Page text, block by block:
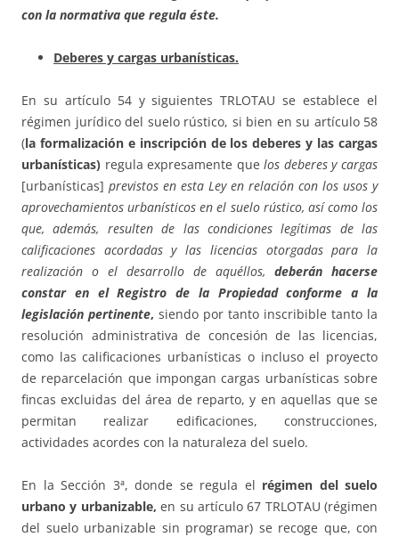
con la normativa que regula éste.
Deberes y cargas urbanísticas.
En su artículo 54 y siguientes TRLOTAU se establece el
régimen jurídico del suelo rústico, si bien en su artículo 58
(la formalización e inscripción de los deberes y las cargas
urbanísticas) regula expresamente quelos deberes y cargas
[urbanísticas] previstos en esta Ley en relación con los usos y
aprovechamientos urbanísticos en el suelo rústico, así como los
que, además, resulten de las condiciones legítimas de las
calificaciones acordadas y las licencias otorgadas para la
realización o el desarrollo de aquéllos, deberán hacerse
constar en el Registro de la Propiedad conforme a la
legislación pertinente, siendo por tanto inscribible tanto la
resolución administrativa de concesión de las licencias,
como las calificaciones urbanísticas o incluso el proyecto
de reparcelación que impongan cargas urbanísticas sobre
fincas excluidas del área de reparto, y en aquellas que se
permitan realizar edificaciones, construcciones,
actividades acordes con la naturaleza del suelo.
En la Sección 3ª, donde se regula el régimen del suelo
urbano y urbanizable,en su artículo 67 TRLOTAU (régimen
del suelo urbanizable sin programar) se recoge que, con